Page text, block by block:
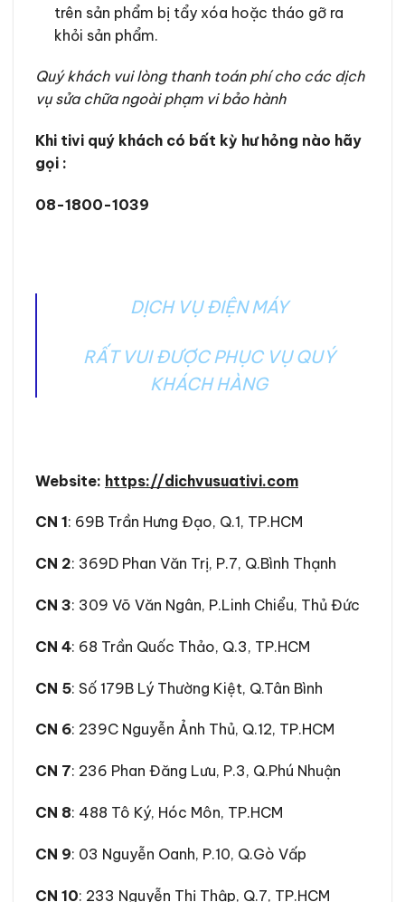
trên sản phẩm bị tẩy xóa hoặc tháo gỡ ra
khỏi sản phẩm.
Quý khách vui lòng thanh toán phí cho các dịch
vụ sửa chữa ngoài phạm vi bảo hành
Khi tivi quý khách có bất kỳ hư hỏng nào hãy
gọi :
08-1800-1039
DỊCH VỤ ĐIỆN MÁY
RẤT VUI ĐƯỢC PHỤC VỤ QUÝ
KHÁCH HÀNG
Website: https://dichvusuativi.com
CN 1: 69B Trần Hưng Đạo, Q.1, TP.HCM
CN 2: 369D Phan Văn Trị, P.7, Q.Bình Thạnh
CN 3: 309 Võ Văn Ngân, P.Linh Chiểu, Thủ Đức
CN 4: 68 Trần Quốc Thảo, Q.3, TP.HCM
CN 5: Số 179B Lý Thường Kiệt, Q.Tân Bình
CN 6: 239C Nguyễn Ảnh Thủ, Q.12, TP.HCM
CN 7: 236 Phan Đăng Lưu, P.3, Q.Phú Nhuận
CN 8: 488 Tô Ký, Hóc Môn, TP.HCM
CN 9: 03 Nguyễn Oanh, P.10, Q.Gò Vấp
CN 10: 233 Nguyễn Thị Thập, Q.7, TP.HCM